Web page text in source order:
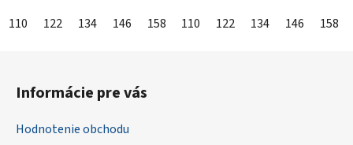
110 122 134 146 158 110 122 134 146 158
Informácie pre vás
Hodnotenie obchodu